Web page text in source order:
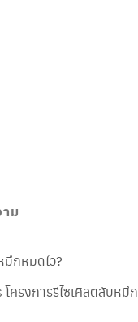
ม
กหมดไว?
ครงการรีไซเคิลตลับหมึก